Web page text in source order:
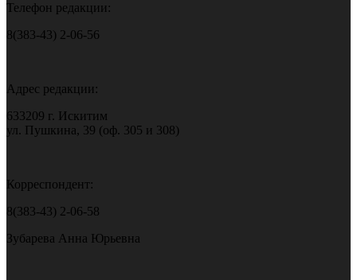
Телефон редакции:
8(383-43) 2-06-56
Адрес редакции:
633209 г. Искитим
ул. Пушкина, 39 (оф. 305 и 308)
Корреспондент:
8(383-43) 2-06-58
Зубарева Анна Юрьевна